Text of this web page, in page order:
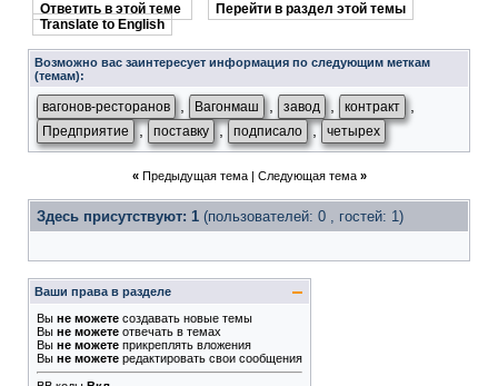
Ответить в этой теме
Перейти в раздел этой темы
Translate to English
Возможно вас заинтересует информация по следующим меткам
(темам):
вагонов-ресторанов Вагонмаш завод контракт
Предприятие , поставку , подписало , четырех
« Предыдущая тема| Следующая тема »
Здесь присутствуют: 1 (пользователей: 0 , гостей: 1)
Ваши права в разделе
Вы не можете создавать новые темы
Вы не можете отвечать в темах
Вы не можете прикреплять вложения
Вы не можете редактировать свои сообщения